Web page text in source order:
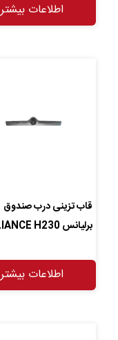
اطلاعات بیشتر
قاب تزینی درب صندوق
برلیانس BRILLIANCE H230
اطلاعات بیشتر